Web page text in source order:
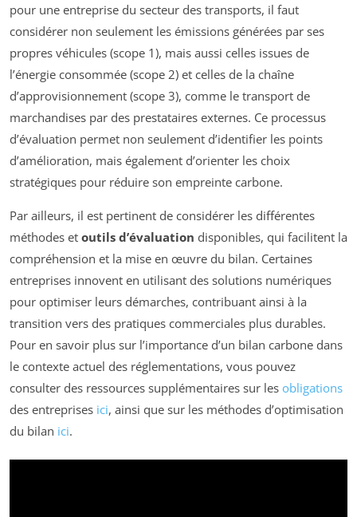
pour une entreprise du secteur des transports, il faut
considérer non seulement les émissions générées par ses
propres véhicules (scope 1), mais aussi celles issues de
l’énergie consommée (scope 2) et celles de la chaîne
d’approvisionnement (scope 3), comme le transport de
marchandises par des prestataires externes. Ce processus
d’évaluation permet non seulement d’identifier les points
d’amélioration, mais également d’orienter les choix
stratégiques pour réduire son empreinte carbone.
Par ailleurs, il est pertinent de considérer les différentes
méthodes et outils d’évaluation disponibles, qui facilitent la
compréhension et la mise en œuvre du bilan. Certaines
entreprises innovent en utilisant des solutions numériques
pour optimiser leurs démarches, contribuant ainsi à la
transition vers des pratiques commerciales plus durables.
Pour en savoir plus sur l’importance d’un bilan carbone dans
le contexte actuel des réglementations, vous pouvez
consulter des ressources supplémentaires sur les obligations
des entreprises ici, ainsi que sur les méthodes d’optimisation
du bilan ici.